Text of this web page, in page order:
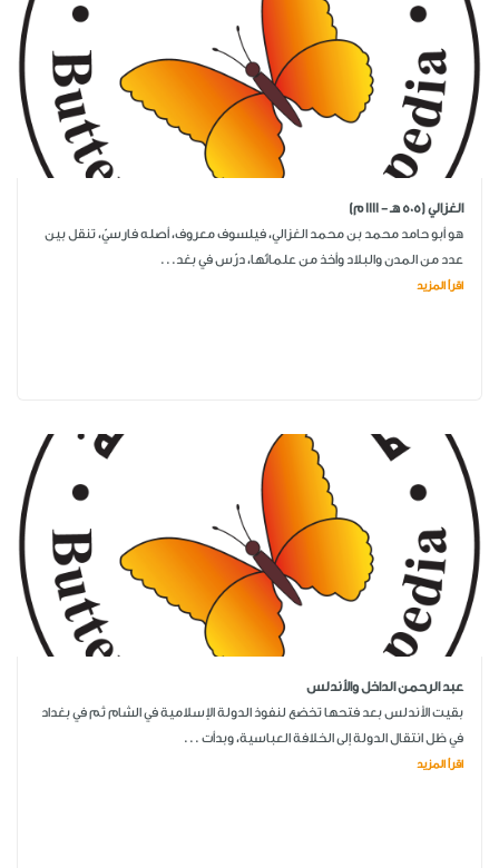
الغزالي (505 هـ - 1111 م)
هو أبو حامد محمد بن محمد الغزالي، فيلسوف معروف، أصله فارسيّ، تنقل بين
عدد من المدن والبلاد وأخذ من علمائها، درّس في بغد...
اقرأ المزيد
عبد الرحمن الداخل والأندلس
بقيت الأندلس بعد فتحها تخضع لنفوذ الدولة الإسلامية في الشام ثم في بغداد
في ظل انتقال الدولة إلى الخلافة العباسية، وبدأت ...
اقرأ المزيد